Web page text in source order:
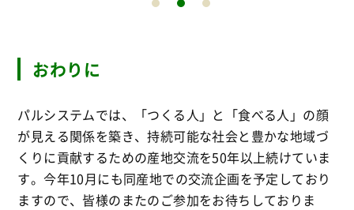
おわりに
パルシステムでは、「つくる人」と「食べる人」の顔
が見える関係を築き、持続可能な社会と豊かな地域づ
くりに貢献するための産地交流を50年以上続けていま
す。今年10月にも同産地での交流企画を予定しており
ますので、皆様のまたのご参加をお待ちしておりま